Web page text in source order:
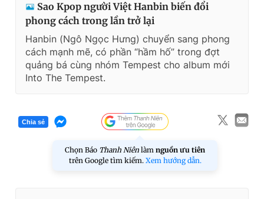
Sao Kpop người Việt Hanbin biến đổi
phong cách trong lần trở lại
Hanbin (Ngô Ngọc Hưng) chuyển sang phong
cách mạnh mẽ, có phần “hầm hố” trong đợt
quảng bá cùng nhóm Tempest cho album mới
Into The Tempest.
Chia sẻ
Chọn Báo Thanh Niên làm nguồn ưu tiên
trên Google tìm kiếm. Xem hướng dẫn.